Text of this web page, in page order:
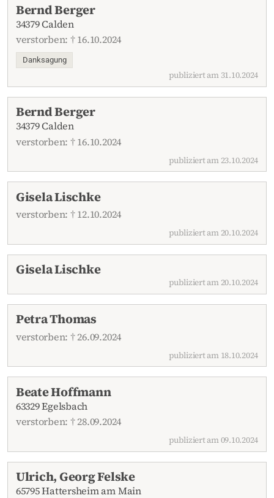
Bernd Berger
34379 Calden
verstorben: † 16.10.2024
Danksagung
publiziert am 31.10.2024
Bernd Berger
34379 Calden
verstorben: † 16.10.2024
publiziert am 23.10.2024
Gisela Lischke
verstorben: † 12.10.2024
publiziert am 20.10.2024
Gisela Lischke
publiziert am 20.10.2024
Petra Thomas
verstorben: † 26.09.2024
publiziert am 18.10.2024
Beate Hoffmann
63329 Egelsbach
verstorben: † 28.09.2024
publiziert am 09.10.2024
Ulrich, Georg Felske
65795 Hattersheim am Main